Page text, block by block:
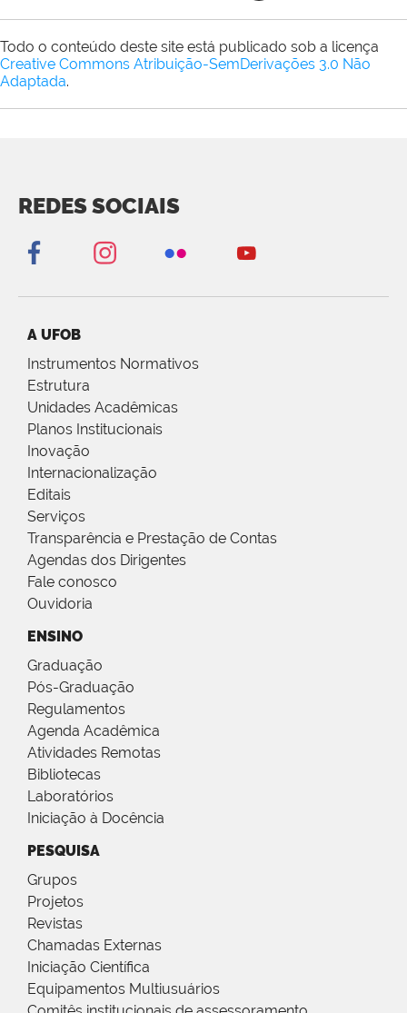
Todo o conteúdo deste site está publicado sob a licença
Creative Commons Atribuição-SemDerivações 3.0 Não
Adaptada.
REDES SOCIAIS
A UFOB
Instrumentos Normativos
Estrutura
Unidades Acadêmicas
Planos Institucionais
Inovação
Internacionalização
Editais
Serviços
Transparência e Prestação de Contas
Agendas dos Dirigentes
Fale conosco
Ouvidoria
ENSINO
Graduação
Pós-Graduação
Regulamentos
Agenda Acadêmica
Atividades Remotas
Bibliotecas
Laboratórios
Iniciação à Docência
PESQUISA
Grupos
Projetos
Revistas
Chamadas Externas
Iniciação Científica
Equipamentos Multiusuários